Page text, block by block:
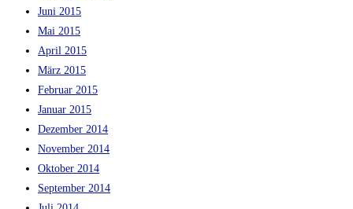
Juni 2015
Mai 2015
April 2015
März 2015
Februar 2015
Januar 2015
Dezember 2014
November 2014
Oktober 2014
September 2014